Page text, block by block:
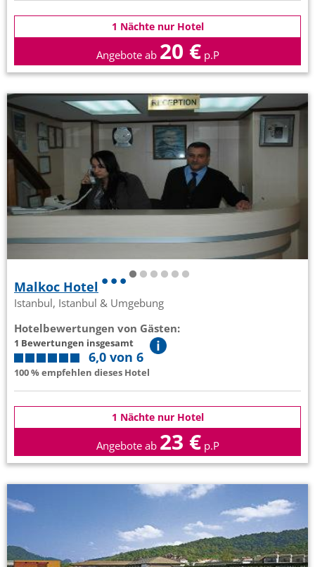
1 Nächte nur Hotel
Angebote ab 20 € p.P
Malkoc Hotel
Istanbul, Istanbul & Umgebung
Hotelbewertungen von Gästen:
1 Bewertungen insgesamt
6,0 von 6
100 % empfehlen dieses Hotel
1 Nächte nur Hotel
Angebote ab 23 € p.P